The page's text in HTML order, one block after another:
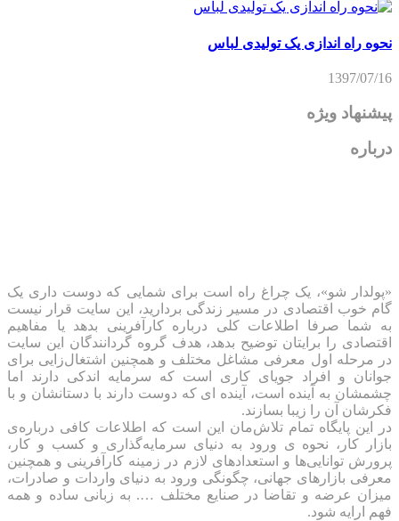
نحوه راه اندازی یک تولیدی لباس
1397/07/16
پیشنهاد ویژه
درباره
«پولدار شو»، یک چراغ راه است برای شمایی که دوست داری یک
گام خوب اقتصادی در مسیر زندگی بردارید، این سایت قرار نیست
به شما صرفا اطلاعات کلی درباره کارآفرینی بدهد یا مفاهیم
اقتصادی را برایتان توضیح بدهد، هدف گروه گردانندگان این سایت
در مرحله اول معرفی مشاغل مختلف و همچنین اشتغال‌زایی برای
جوانان و افراد جویای کاری است که سرمایه اندکی دارند اما
چشمشان به آینده است، آینده ای که دوست دارند با دستانشان و با
فکرشان آن را زیبا بسازند.
در این پایگاه تمام تلاش‌مان این است که ‌اطلاعات کافی درباره‌ی
بازار کار، نحوه ی ورود به دنیای سرمایه‌گذاری و کسب و کار،
پرورش توانایی‌ها و استعدادهای لازم در زمینه کارآفرینی و همچنین
معرفی بازارهای جهانی، چگونگی ورود به دنیای واردات و صادرات،
میزان عرضه و تقاضا در صنایع مختلف …. به زبانی ساده و همه
فهم ارایه شود.